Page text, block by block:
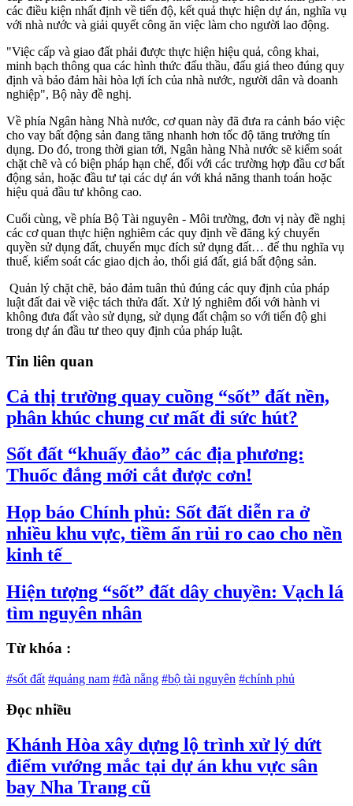
các điều kiện nhất định về tiến độ, kết quả thực hiện dự án, nghĩa vụ
với nhà nước và giải quyết công ăn việc làm cho người lao động.
"Việc cấp và giao đất phải được thực hiện hiệu quả, công khai,
minh bạch thông qua các hình thức đấu thầu, đấu giá theo đúng quy
định và bảo đảm hài hòa lợi ích của nhà nước, người dân và doanh
nghiệp", Bộ này đề nghị.
Về phía Ngân hàng Nhà nước, cơ quan này đã đưa ra cảnh báo việc
cho vay bất động sản đang tăng nhanh hơn tốc độ tăng trưởng tín
dụng. Do đó, trong thời gian tới, Ngân hàng Nhà nước sẽ kiểm soát
chặt chẽ và có biện pháp hạn chế, đối với các trường hợp đầu cơ bất
động sản, hoặc đầu tư tại các dự án với khả năng thanh toán hoặc
hiệu quả đầu tư không cao.
Cuối cùng, về phía Bộ Tài nguyên - Môi trường, đơn vị này đề nghị
các cơ quan thực hiện nghiêm các quy định về đăng ký chuyển
quyền sử dụng đất, chuyển mục đích sử dụng đất… để thu nghĩa vụ
thuế, kiểm soát các giao dịch ảo, thổi giá đất, giá bất động sản.
Quản lý chặt chẽ, bảo đảm tuân thủ đúng các quy định của pháp
luật đất đai về việc tách thửa đất. Xử lý nghiêm đối với hành vi
không đưa đất vào sử dụng, sử dụng đất chậm so với tiến độ ghi
trong dự án đầu tư theo quy định của pháp luật.
Tin liên quan
Cả thị trường quay cuồng “sốt” đất nền,
phân khúc chung cư mất đi sức hút?
Sốt đất “khuấy đảo” các địa phương:
Thuốc đắng mới cắt được cơn!
Họp báo Chính phủ: Sốt đất diễn ra ở
nhiều khu vực, tiềm ẩn rủi ro cao cho nền
kinh tế
Hiện tượng “sốt” đất dây chuyền: Vạch lá
tìm nguyên nhân
Từ khóa :
#sốt đất #quảng nam #đà nẵng #bộ tài nguyên #chính phủ
Đọc nhiều
Khánh Hòa xây dựng lộ trình xử lý dứt
điểm vướng mắc tại dự án khu vực sân
bay Nha Trang cũ